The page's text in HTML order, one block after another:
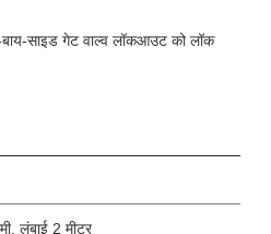
साइड गेट वाल्व लॉकआउट को लॉक
लंबाई 2 मीटर